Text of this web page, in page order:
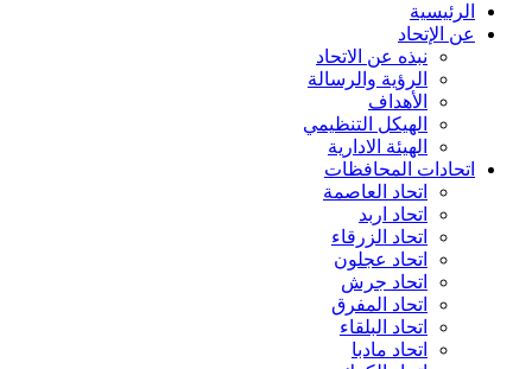
الرئيسية
عن الإتحاد
نبذه عن الاتحاد
الرؤية والرسالة
الأهداف
الهيكل التنظيمي
الهيئة الادارية
اتحادات المحافظات
اتحاد العاصمة
اتحاد اربد
اتحاد الزرقاء
اتحاد عجلون
اتحاد جرش
اتحاد المفرق
اتحاد البلقاء
اتحاد مادبا